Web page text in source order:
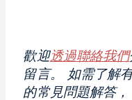
歡迎透過聯絡我們
留言。
如需了解
的常見問題解答